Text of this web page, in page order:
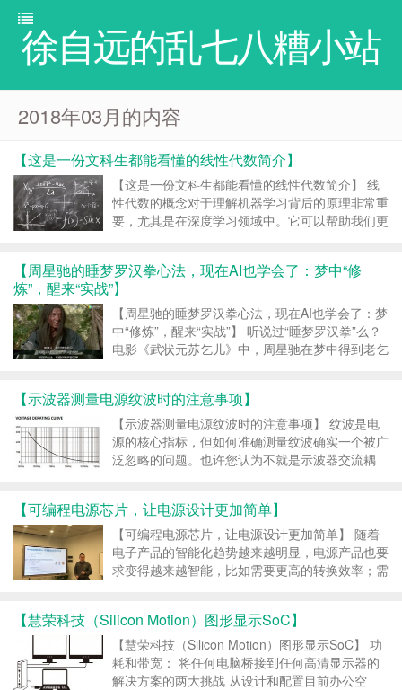
徐自远的乱七八糟小站
2018年03月的内容
【这是一份文科生都能看懂的线性代数简介】
【这是一份文科生都能看懂的线性代数简介】 线
性代数的概念对于理解机器学习背后的原理非常重
要，尤其是在深度学习领域中。它可以帮助我们更
解机器学习具体算法，就不可避免需要精通这些线
性代数的概念。这...
【周星驰的睡梦罗汉拳心法，现在AI也学会了：梦中“修
炼”，醒来“实战”】
【周星驰的睡梦罗汉拳心法，现在AI也学会了：梦
中“修炼”，醒来“实战”】 听说过“睡梦罗汉拳”么？
电影《武状元苏乞儿》中，周星驰在梦中得到老乞
少同学都YY过……真正做到能有几人？ 没想
到，...
【示波器测量电源纹波时的注意事项】
【示波器测量电源纹波时的注意事项】 纹波是电
源的核心指标，但如何准确测量纹波确实一个被广
泛忽略的问题。也许您认为不就是示波器交流耦
十几年前，很多公司的电源测试标准中都有明确的
规定，要求使用1...
【可编程电源芯片，让电源设计更加简单】
【可编程电源芯片，让电源设计更加简单】 随着
电子产品的智能化趋势越来越明显，电源产品也要
求变得越来越智能，比如需要更高的转换效率；需
来了很大的挑战。 Power Integrations（PI...
【慧荣科技（Silicon Motion）图形显示SoC】
【慧荣科技（Silicon Motion）图形显示SoC】 功
耗和带宽： 将任何电脑桥接到任何高清显示器的
解决方案的两大挑战 从设计和配置目前办公空